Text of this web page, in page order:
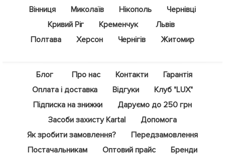
Вінниця
Миколаїв Нікополь
Чернівці
Кривий Ріг
Кременчук
Львів
Полтава
Херсон Чернігів Житомир
Блог Про нас Контакти
Гарантія
Оплата і доставка
Відгуки
Клуб "LUX"
Підписка на знижки
Даруємо до 250 грн
Засоби захисту Kartal
Допомога
Як зробити замовлення?
Передзамовлення
Постачальникам
Оптовий прайс Бренди